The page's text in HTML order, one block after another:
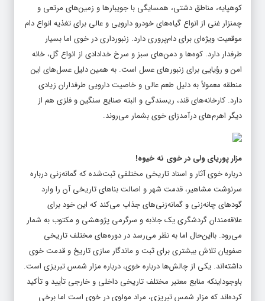
کوهپایه، مناطق دشتی، همسایگی با جویبارها و زمین‌های مرتعی و
چمنزار غنی از انواع گیاه‌های خودرو دارویی و عالی برای تغذیه انواع دام
موقعیت ویژه‌ای برای دام‌پروری دارد. زنبورداری در خوی اما بسیار
طرفدار دارد. کوه‌ها و دمن‌های سبز و سرخ خدادادی از انواع گل، خانه
امن و رؤیایی برای زنبورهای عسل است. به همین دلیل عسل‌های این
منطقه معمولاً به دلیل طعم عالی و خاصیت دارویی طرفداران زیادی
دارد. کارخانه‌های قند، ریسندگی و البته صنایع سنگین و فلزی هم از
دیگر اهرم‌های درآمدزای خوی بشمار می‌روند.
مزار پوریای ولی در خوی نه خیوه!
درباره خوی آثار و اسناد تاریخی مختلفی ثبت‌شده که گمانه‌زنی درباره
سرنوشت مشاهیر، قدمت شهر و اصالت بناهای تاریخی آن را وارد
گودهای چانه‌زنی و گمانه‌زنی‌های جذاب می‌کند که این خود برای
علاقه‌مندان گردشگری یک جاذبه و سرگرمی پژوهشی و مکتوب به شمار
می‌رود. بااین‌حال اما به نظر می‌رسد در دوره‌های مختلف تاریخی
صفویان تلاش بیشتری برای ثبت و ماندگار سازی تاریخ و قدمت خوی
داشته‌اند. یکی از چالش‌ها درباره خوی، درباره مزار شمس تبریزی است.
باوجوداینکه منابع معتبر مختلف تاریخی داخلی و خارجی تأیید و تأکید
کرده‌اند که مزار شمس تبریزی، مراد مولوی در خوی است اما برخی